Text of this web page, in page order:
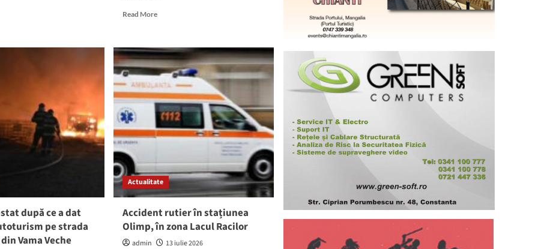
Read MoreRead
ULTIMA
ORĂ:
Managera
Spitalului
Mangalia
rămâne
pe
funcție.
Decizia
DEFINITIVĂ
după ce a dat
pe strada
Vama Veche
Actualitate
Accident rutier în stațiunea
Olimp, în zona Lacul Racilor
admin
13 iulie 2026